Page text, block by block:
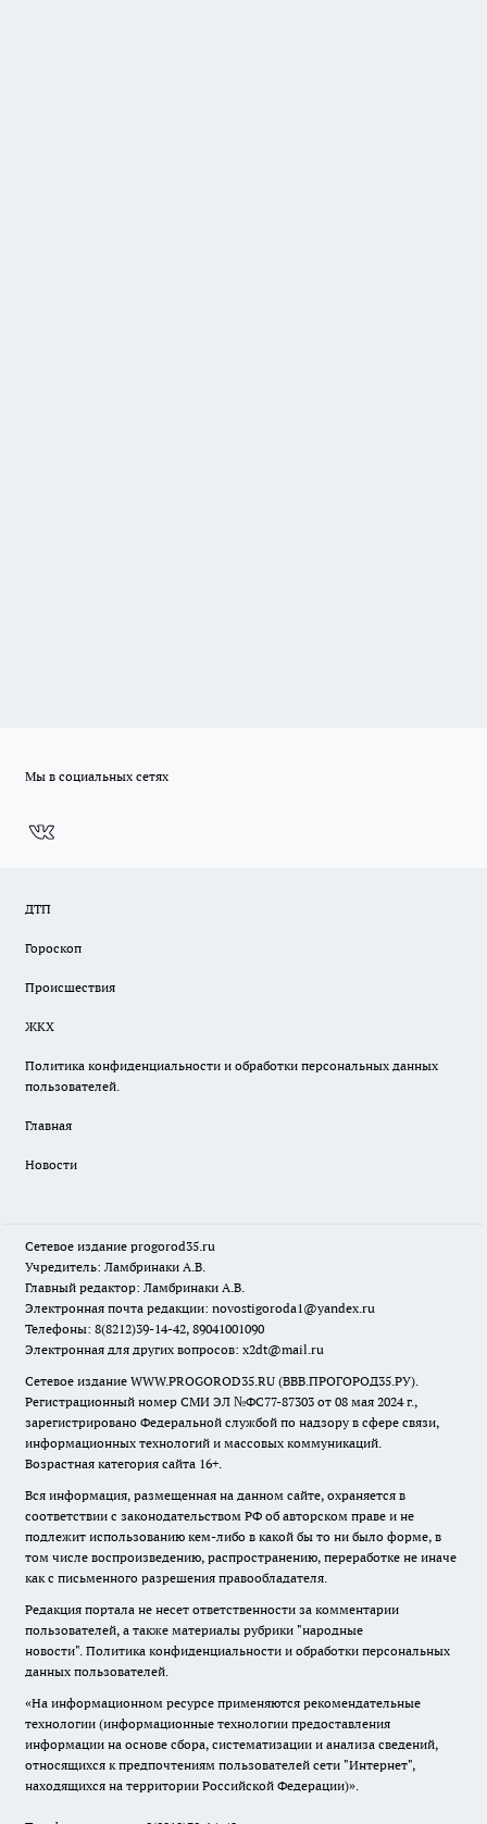
Мы в социальных сетях
ДТП
Гороскоп
Происшествия
ЖКХ
Политика конфиденциальности и обработки персональных данных
пользователей.
Главная
Новости
Сетевое издание progorod35.ru
Учредитель: Ламбринаки А.В.
Главный редактор: Ламбринаки А.В.
Электронная почта редакции: novostigoroda1@yandex.ru
Телефоны: 8(8212)39-14-42, 89041001090
Электронная для других вопросов: x2dt@mail.ru
Сетевое издание WWW.PROGOROD35.RU (ВВВ.ПРОГОРОД35.РУ).
Регистрационный номер СМИ ЭЛ №ФС77-87303 от 08 мая 2024 г.,
зарегистрировано Федеральной службой по надзору в сфере связи,
информационных технологий и массовых коммуникаций.
Возрастная категория сайта 16+.
Вся информация, размещенная на данном сайте, охраняется в
соответствии с законодательством РФ об авторском праве и не
подлежит использованию кем-либо в какой бы то ни было форме, в
том числе воспроизведению, распространению, переработке не иначе
как с письменного разрешения правообладателя.
Редакция портала не несет ответственности за комментарии
пользователей, а также материалы рубрики "народные
новости". Политика конфиденциальности и обработки персональных
данных пользователей.
«На информационном ресурсе применяются рекомендательные
технологии (информационные технологии предоставления
информации на основе сбора, систематизации и анализа сведений,
относящихся к предпочтениям пользователей сети "Интернет",
находящихся на территории Российской Федерации)».